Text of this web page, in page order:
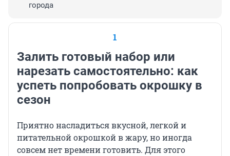
города
1
Залить готовый набор или
нарезать самостоятельно: как
успеть попробовать окрошку в
сезон
Приятно насладиться вкусной, легкой и
питательной окрошкой в жару, но иногда
совсем нет времени готовить. Для этого